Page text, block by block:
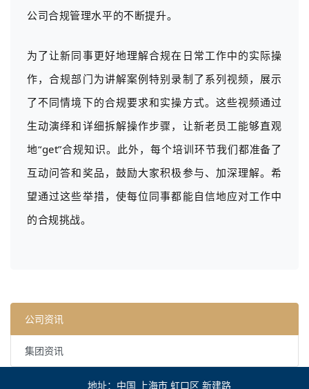
公司合规管理水平的不断提升。
为了让新同事更好地理解合规在日常工作中的实际操
作，合规部门为讲解案例特别录制了系列视频，展示
了不同情境下的合规要求和实操方式。这些视频通过
生动演绎和详细拆解操作步骤，让新老员工能够直观
地“get”合规知识。此外，每个培训环节我们都准备了
互动问答和奖品，鼓励大家积极参与、加深理解。希
望通过这些举措，使每位同事都能自信地应对工作中
的合规挑战。
公司资讯
集团资讯
地址：中国 上海市 虹口区 新建路